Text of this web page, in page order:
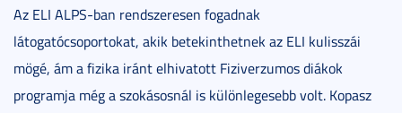
Az ELI ALPS-ban rendszeresen fogadnak
látogatócsoportokat, akik betekinthetnek az ELI kulisszái
mögé, ám a fizika iránt elhivatott Fiziverzumos diákok
programja még a szokásosnál is különlegesebb volt. Kopasz